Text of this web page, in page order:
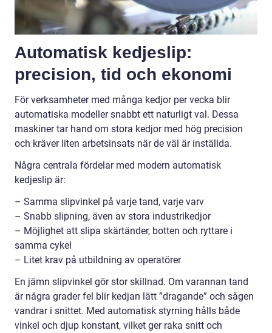
Automatisk kedjeslip:
precision, tid och ekonomi
För verksamheter med många kedjor per vecka blir
automatiska modeller snabbt ett naturligt val. Dessa
maskiner tar hand om stora kedjor med hög precision
och kräver liten arbetsinsats när de väl är inställda.
Några centrala fördelar med modern automatisk
kedjeslip är:
– Samma slipvinkel på varje tand, varje varv
– Snabb slipning, även av stora industrikedjor
– Möjlighet att slipa skärtänder, botten och ryttare i
samma cykel
– Litet krav på utbildning av operatörer
En jämn slipvinkel gör stor skillnad. Om varannan tand
är några grader fel blir kedjan lätt ”dragande” och sågen
vandrar i snittet. Med automatisk styrning hålls både
vinkel och djup konstant, vilket ger raka snitt och